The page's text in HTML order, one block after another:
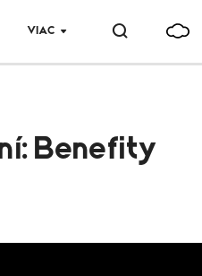
VIAC
Benefity